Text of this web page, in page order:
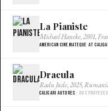
La Pianiste
Michael Haneke, 2001,
American Cinemateque at
Dracula
Radu Jude, 2025,
Caligari Autores · Dos